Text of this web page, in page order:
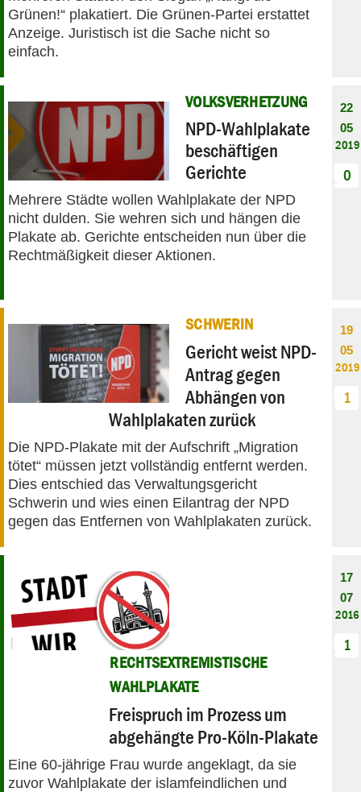
Grünen!“ plakatiert. Die Grünen-Partei erstattet
Anzeige. Juristisch ist die Sache nicht so
einfach.
VOLKSVERHETZUNG
NPD-Wahlplakate
beschäftigen
Gerichte
Mehrere Städte wollen Wahlplakate der NPD
nicht dulden. Sie wehren sich und hängen die
Plakate ab. Gerichte entscheiden nun über die
Rechtmäßigkeit dieser Aktionen.
22
05
2019
0
SCHWERIN
Gericht weist NPD-
Antrag gegen
Abhängen von
Wahlplakaten zurück
Die NPD-Plakate mit der Aufschrift „Migration
tötet“ müssen jetzt vollständig entfernt werden.
Dies entschied das Verwaltungsgericht
Schwerin und wies einen Eilantrag der NPD
gegen das Entfernen von Wahlplakaten zurück.
19
05
2019
1
RECHTSEXTREMISTISCHE
WAHLPLAKATE
Freispruch im Prozess um
abgehängte Pro-Köln-Plakate
Eine 60-jährige Frau wurde angeklagt, da sie
zuvor Wahlplakate der islamfeindlichen und
17
07
2016
1